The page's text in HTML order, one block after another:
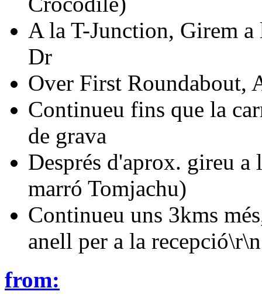
A la T-Junction, Girem
Dr
Over First Roundabout,
Continueu fins que la
de grava
Després d'aprox. gireu a
marró Tomjachu)
Continueu uns 3kms
anell per a la recepció\r\n
from: